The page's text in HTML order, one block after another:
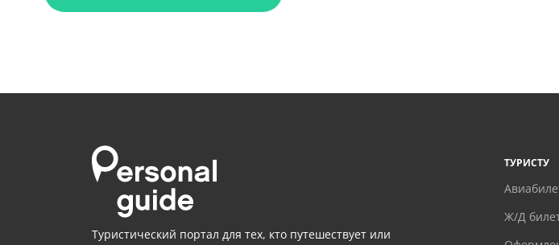
Туристический портал для тех, кто путешествует или
ТУРИСТУ
Ж/Д